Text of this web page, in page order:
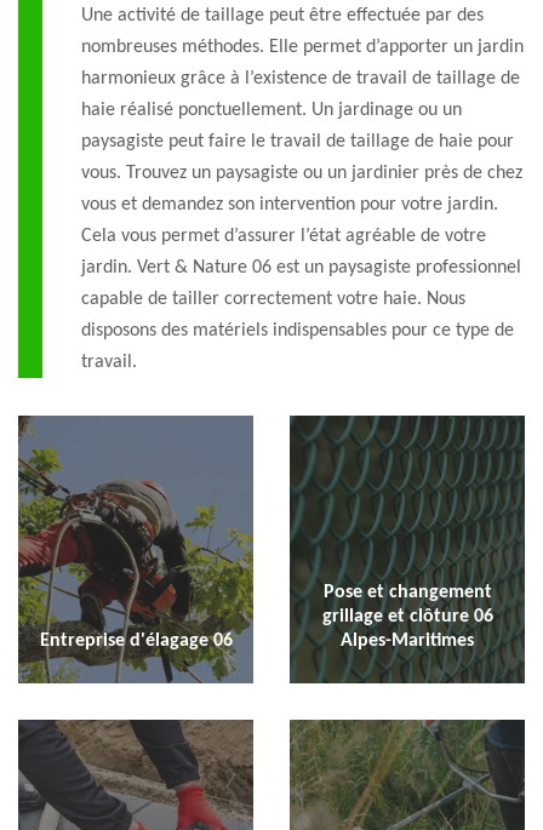
Une activité de taillage peut être effectuée par des
nombreuses méthodes. Elle permet d’apporter un jardin
harmonieux grâce à l’existence de travail de taillage de
haie réalisé ponctuellement. Un jardinage ou un
paysagiste peut faire le travail de taillage de haie pour
vous. Trouvez un paysagiste ou un jardinier près de chez
vous et demandez son intervention pour votre jardin.
Cela vous permet d’assurer l’état agréable de votre
jardin. Vert & Nature 06 est un paysagiste professionnel
capable de tailler correctement votre haie. Nous
disposons des matériels indispensables pour ce type de
travail.
Entreprise d'élagage 06
Pose et changement
grillage et clôture 06
Alpes-Maritimes